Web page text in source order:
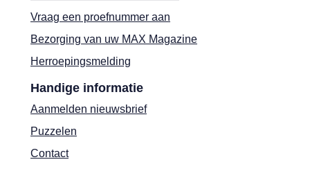
Vraag een proefnummer aan
Bezorging van uw MAX Magazine
Herroepingsmelding
Handige informatie
Aanmelden nieuwsbrief
Puzzelen
Contact